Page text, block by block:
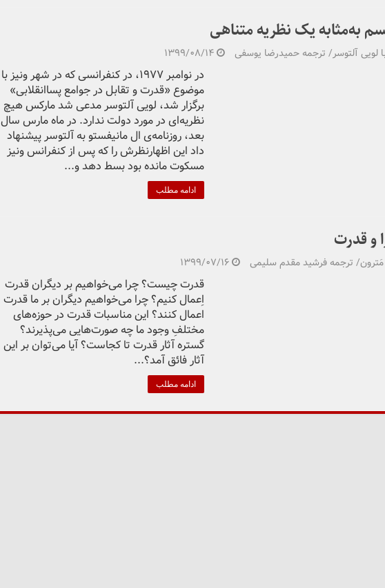
به‌مثابه یک نظریه متناهی
لویی آلتوسر/ ترجمه حمیدرضا یوسفی ۱۳۹۹/۰۸/۱۴
در نوامبر ۱۹۷۷، در کنفرانسی که در شهر ونیز با
موضوع «قدرت و تقابل در جوامع پساانقلابی»
برگزار شد، لویی آلتوسر مدعی شد مارکس هیچ
نظریه‌ای در مورد دولت ندارد. در ماه مارس سال
بعد، روزنامه‌ی ال مانیفستو به آلتوسر پیشنهاد
داد این اظهارنظرش را که پس از کنفرانس ونیز
مسکوت مانده بود بسط دهد و...
ادامه مطلب
و قدرت
مَترون/ ترجمه فرشید مقدم سلیمی ۱۳۹۹/۰۷/۱۶
قدرت چیست؟ چرا می‌خواهیم بر دیگران قدرت
اِعمال کنیم؟ چرا می‌خواهیم دیگران بر ما قدرت
اعمال کنند؟ این مناسبات قدرت در حوزه‌های
مختلفِ وجود ما چه صورت‌هایی می‌پذیرند؟
گستره آثار قدرت تا کجاست؟ آیا می‌توان بر این
آثار فائق آمد؟...
ادامه مطلب